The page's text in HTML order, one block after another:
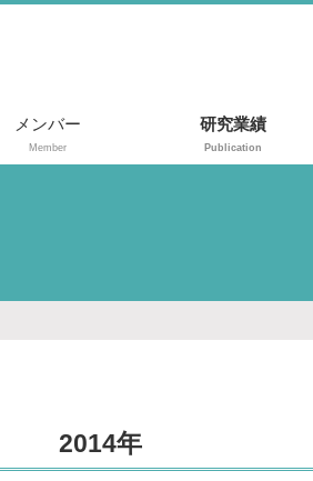
メンバー
Member
研究業績
Publication
2014年